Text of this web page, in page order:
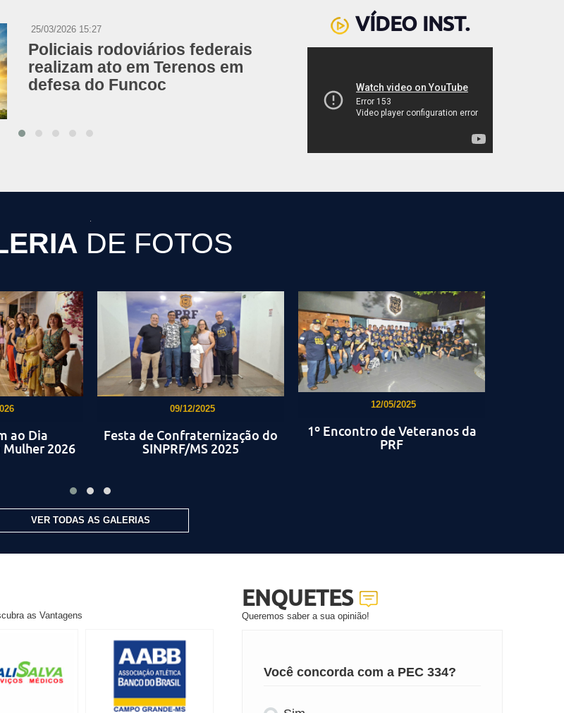
25/03/2026 15:27
Policiais rodoviários federais
realizam ato em Terenos em
defesa do Funcoc
VÍDEO INST.
DE FOTOS
ao Dia
2026
09/12/2025
Festa de Confraternização do
SINPRF/MS 2025
12/05/2025
1º Encontro de Veteranos da
PRF
VER TODAS AS GALERIAS
as Vantagens
ENQUETES
Queremos saber a sua opinião!
Você concorda com a PEC 334?